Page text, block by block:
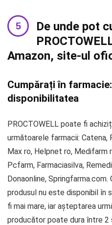
De unde pot
Amazon, site-ul
Cumpărați în
disponibilitatea
PROCTOWELL poate fi
următoarele farmacii: Catena,
Max ro, Helpnet ro, Medifarm
Pcfarm, Farmaciasilva,
Donaonline,
produsul nu este disponibil în
fi mai mare, iar așteptarea
producător poate dura între 2